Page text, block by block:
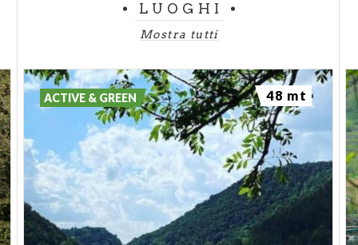
all’inizio del lago e si destò solo nei pressi della
cappella mariana rendendosi conto che i buoi, invece
miracolo il lago ghiacciato arrivando indenni alla
riva opposta.
Ph. immagine di copertina: Mario Varenna
LUOGHI
Mostra tutti
ACTIVE & GREEN 48 mt